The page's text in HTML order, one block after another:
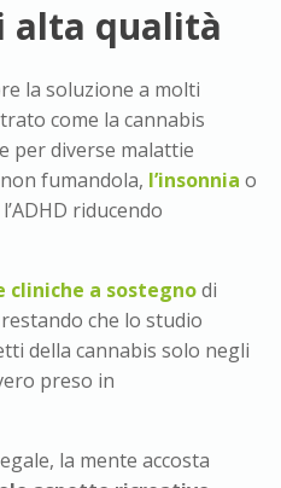
alta qualità
la soluzione a molti
come la cannabis
per diverse malattie
fumandola, l’insonnia o
riducendo
cliniche a sostegnodi
che lo studio
della cannabis solo negli
preso in
la mente accosta